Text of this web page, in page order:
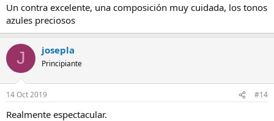
Un contra excelente, una composición muy cuidada, los tonos
azules preciosos
J josepla
Principiante
14 Oct 2019 #14
Realmente espectacular.